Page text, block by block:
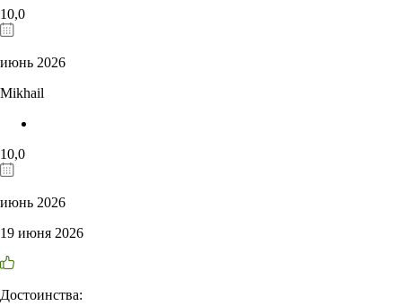
10,0
июнь 2026
Mikhail
10,0
июнь 2026
19 июня 2026
Достоинства: